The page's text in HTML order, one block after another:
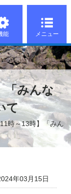
能 メニュー
「みんな
て
時～13時】「みん
年03月15日